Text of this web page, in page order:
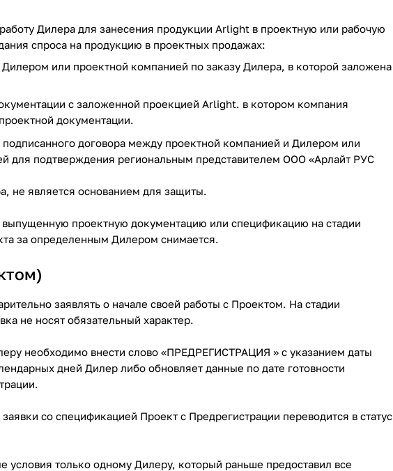
Дилера для занесения продукции Arlight в проектную или рабочую
спроса на продукцию в проектных продажах:
или проектной компанией по заказу Дилера, в которой заложена
с заложенной проекцией Arlight. в котором компания
документации.
договора между проектной компанией и Дилером или
для подтверждения региональным представителем ООО «Арлайт РУC
не является основанием для защиты.
проектную документацию или спецификацию на стадии
за определенным Дилером снимается.
заявлять о начале своей работы с Проектом. На стадии
не носят обязательный характер.
необходимо внести слово «ПРЕДРЕГИСТРАЦИЯ » с указанием даты
дней Дилер либо обновляет данные по дате готовности
со спецификацией Проект с Предрегистрации переводится в статус
условия только одному Дилеру, который раньше предоставил все